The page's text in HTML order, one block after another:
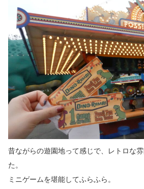
昔ながらの遊園地って感じで、レトロな
た。
ミニゲームを堪能してふらふら。